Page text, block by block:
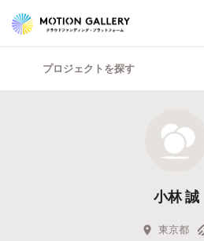
プロジェクトを探す
小林 誠
東京都